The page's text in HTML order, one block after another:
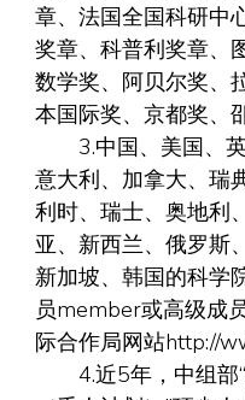
章、法国全国科研中
奖章、科普利奖章、
数学奖、阿贝尔奖、
本国际奖、京都奖、
3.中国、美国、英
意大利、加拿大、瑞
利时、瑞士、奥地利
亚、新西兰、俄罗斯
新加坡、韩国的科学
员member或高级成
际合作局网站http://
4.近5年，中组部“